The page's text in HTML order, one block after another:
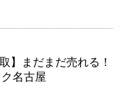
】まだまだ売れる！
名古屋